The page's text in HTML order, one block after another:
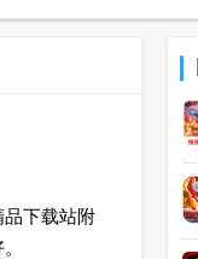
下载站附